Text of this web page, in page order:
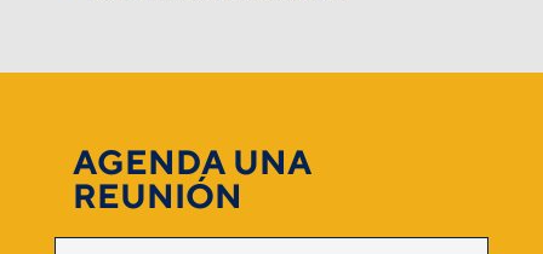
AGENDA UNA
REUNIÓN